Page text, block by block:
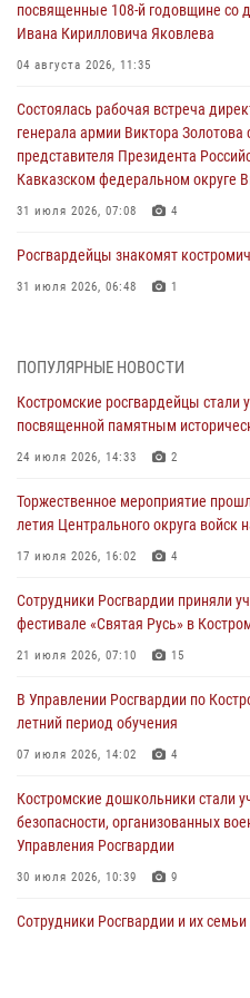
посвященные 108-й годовщине со
Ивана Кирилловича Яковлева
04 августа 2026, 11:35
Состоялась рабочая встреча
генерала армии Виктора
представителя Президента
Кавказском федеральном округе
31 июля 2026, 07:08 4
Росгвардейцы знакомят
31 июля 2026, 06:48 1
Управления Росгвардии
30 июля 2026, 10:39 9
Костромичи активно используют
29 июля 2026, 06:26 1
Cотрудники Росгвардии и их семьи
28 июля 2026, 06:14 2
Более пятидесяти поступивших
27 июля 2026, 09:53
«Росгвардия. Вехи истории»:
27 июля 2026, 07:11
ПОПУЛЯРНЫЕ НОВОСТИ
Костромские росгвардейцы стали
посвященной памятным
24 июля 2026, 14:33 2
Торжественное мероприятие
летия Центрального округа войск
17 июля 2026, 16:02 4
Сотрудники Росгвардии приняли
фестивале «Святая Русь» в
21 июля 2026, 07:10 15
В Управлении Росгвардии по
летний период обучения
07 июля 2026, 14:02 4
Костромские дошкольники стали
безопасности, организованных
Управления Росгвардии
30 июля 2026, 10:39 9
Cотрудники Росгвардии и их